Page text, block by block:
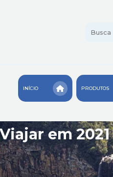
INÍCIO PRODUTOS
em 2021